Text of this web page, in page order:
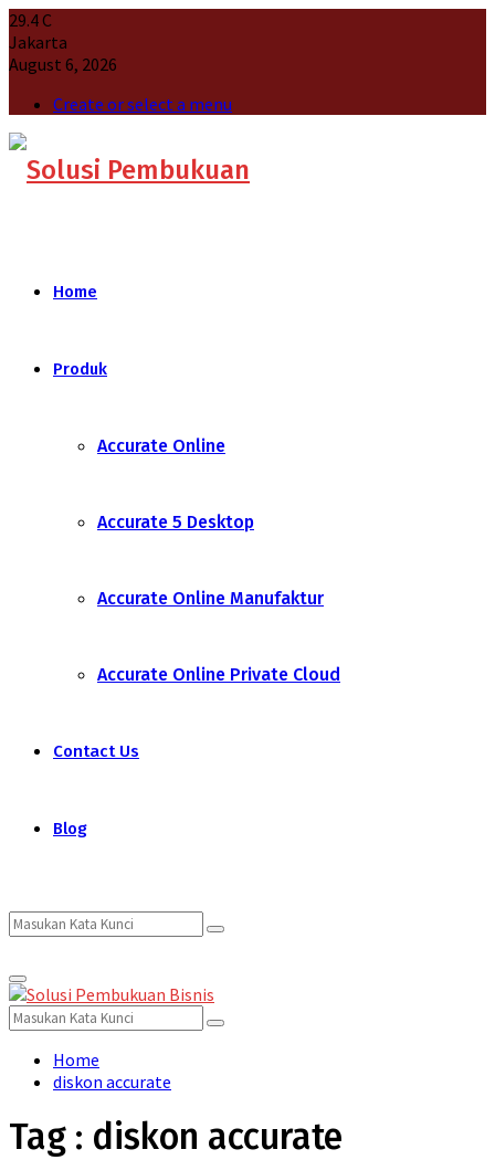
29.4C
Jakarta
August 6, 2026
Create or select a menu
Home
Produk
Accurate Online
Accurate 5 Desktop
Accurate Online Manufaktur
Accurate Online Private Cloud
Contact Us
Blog
Search
for:
Search
Primary
Menu
Search
for:
Search
Home
diskon accurate
Tag : diskon accurate